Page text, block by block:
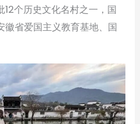
个历史文化名村之一，国
徽省爱国主义教育基地、国